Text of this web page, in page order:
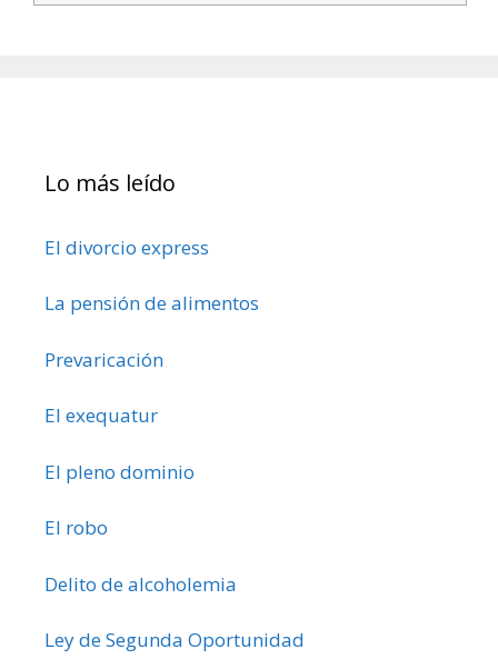
Lo más leído
El divorcio express
La pensión de alimentos
Prevaricación
El exequatur
El pleno dominio
El robo
Delito de alcoholemia
Ley de Segunda Oportunidad